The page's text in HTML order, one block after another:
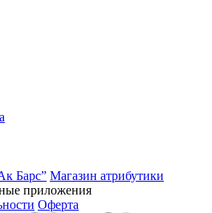
Барс” Магазин атрибутики
приложения
Оферта